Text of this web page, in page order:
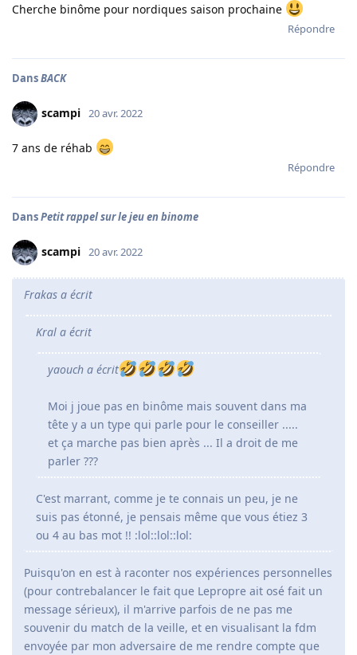
Cherche binôme pour nordiques saison prochaine
Répondre
DansBACK
scampi 20 avr. 2022
7 ans de réhab
Répondre
DansPetit rappel sur le jeu en binome
scampi 20 avr. 2022
Frakas a écrit
Kral a écrit
yaouch a écrit
Moi j joue pas en binôme mais souvent dans ma
tête y a un type qui parle pour le conseiller .....
et ça marche pas bien après ... Il a droit de me
parler ???
C'est marrant, comme je te connais un peu, je ne
suis pas étonné, je pensais même que vous étiez 3
ou 4 au bas mot !! :lol::lol::lol:
Puisqu'on en est à raconter nos expériences personnelles
(pour contrebalancer le fait que Lepropre ait osé fait un
message sérieux), il m'arrive parfois de ne pas me
souvenir du match de la veille, et en visualisant la fdm
envoyée par mon adversaire de me rendre compte que